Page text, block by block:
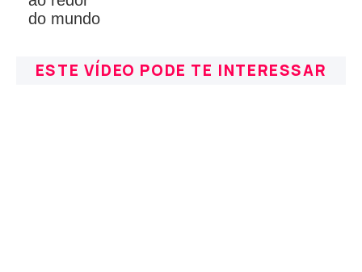
ESTE VÍDEO PODE TE INTERESSAR